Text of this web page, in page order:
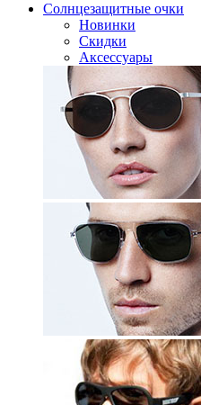
Солнцезащитные очки
Новинки
Скидки
Аксессуары